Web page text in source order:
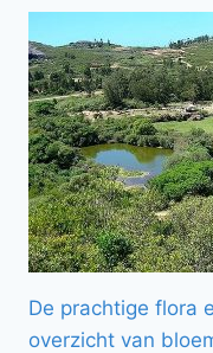
De prachtige flora
overzicht van